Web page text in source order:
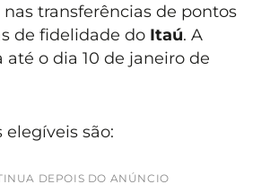
nas transferências de pontos
de fidelidade do Itaú. A
até o dia 10 de janeiro de
elegíveis são:
DEPOIS DO ANÚNCIO